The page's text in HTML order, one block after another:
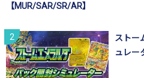
【MUR/SAR/SR/AR】
ストー
ュレー